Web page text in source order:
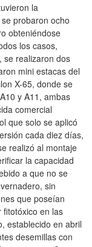
la
probaron ocho
obteniéndose
los casos,
se realizaron dos
mini estacas del
X-65, donde se
y A11, ambas
comercial
que solo se aplicó
cada diez días,
realizó al montaje
la capacidad
a que no se
sin
que poseían
en las
establecido en abril
desemillas con